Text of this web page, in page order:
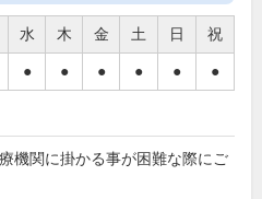
水 木 金 土 日 祝
● ● ● ● ● ●
機関に掛かる事が困難な際にご